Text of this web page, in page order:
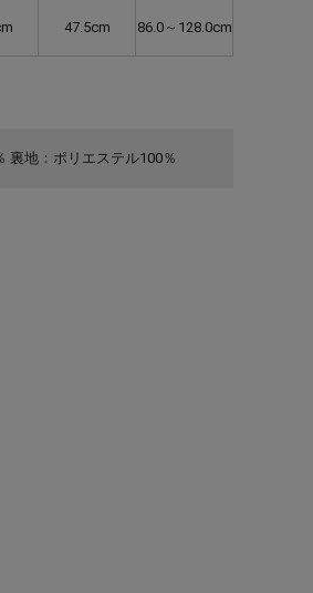
47.5cm 86.0～128.0cm
裏地：ポリエステル100％